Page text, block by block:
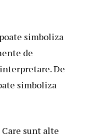
simboliza
de
De
simboliza
sunt alte